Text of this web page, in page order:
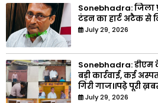
Sonebhadra: जिला
टंडन का हार्ट अटैक से
July 29, 2026
Sonebhadra: डीएम
बड़ी कार्रवाई, कई
गिरी गाज।।पढ़े पूरी
July 29, 2026